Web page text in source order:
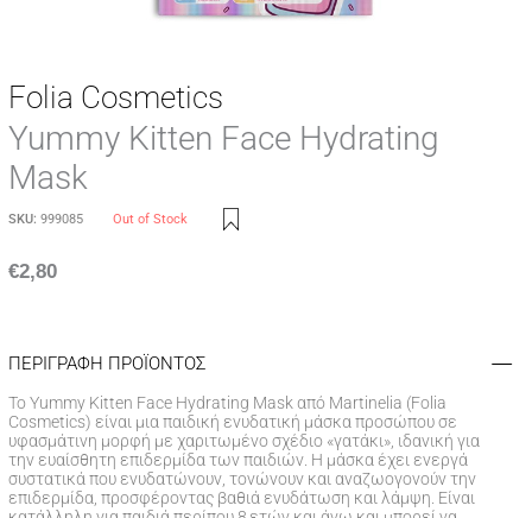
Folia Cosmetics
Yummy Kitten Face Hydrating
Mask
SKU: 999085 Out of Stock
€2,80
ΠΕΡΙΓΡΑΦΗ ΠΡΟΪΟΝΤΟΣ
Το Yummy Kitten Face Hydrating Mask από Martinelia (Folia
Cosmetics) είναι μια παιδική ενυδατική μάσκα προσώπου σε
υφασμάτινη μορφή με χαριτωμένο σχέδιο «γατάκι», ιδανική για
την ευαίσθητη επιδερμίδα των παιδιών. Η μάσκα έχει ενεργά
συστατικά που ενυδατώνουν, τονώνουν και αναζωογονούν την
επιδερμίδα, προσφέροντας βαθιά ενυδάτωση και λάμψη. Είναι